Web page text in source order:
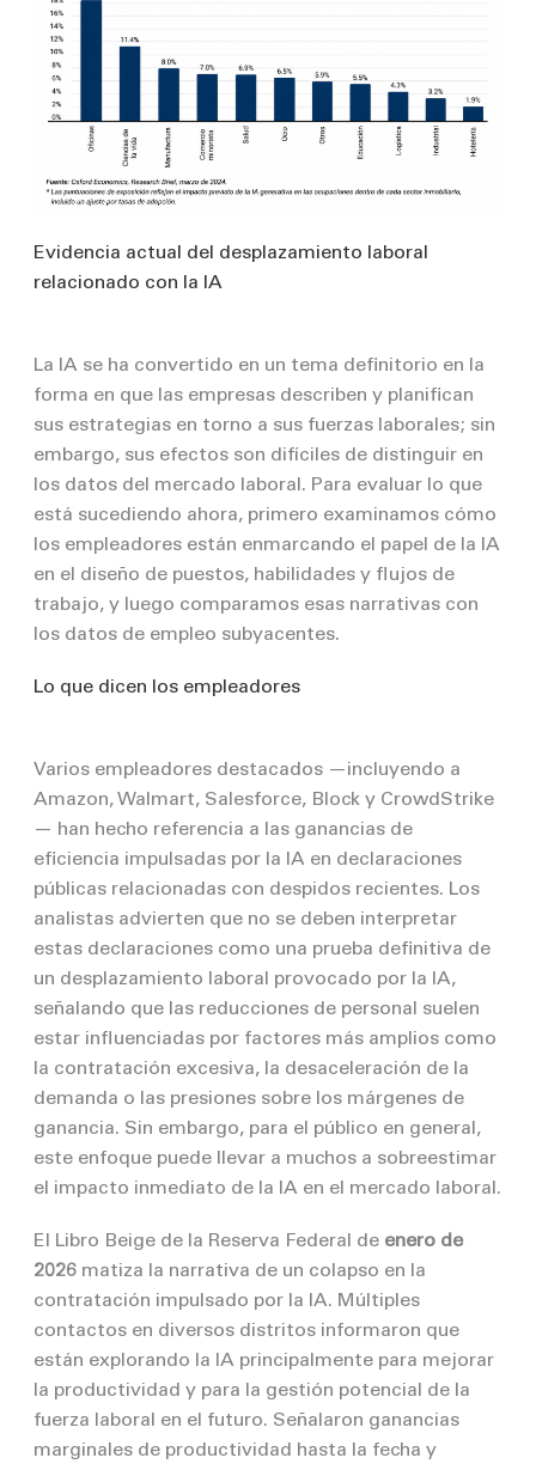
Evidencia actual del desplazamiento laboral
relacionado con la IA
La IA se ha convertido en un tema definitorio en la
forma en que las empresas describen y planifican
sus estrategias en torno a sus fuerzas laborales; sin
embargo, sus efectos son difíciles de distinguir en
los datos del mercado laboral. Para evaluar lo que
está sucediendo ahora, primero examinamos cómo
los empleadores están enmarcando el papel de la IA
en el diseño de puestos, habilidades y flujos de
trabajo, y luego comparamos esas narrativas con
los datos de empleo subyacentes.
Lo que dicen los empleadores
Varios empleadores destacados —incluyendo a
Amazon, Walmart, Salesforce, Block y CrowdStrike
— han hecho referencia a las ganancias de
eficiencia impulsadas por la IA en declaraciones
públicas relacionadas con despidos recientes. Los
analistas advierten que no se deben interpretar
estas declaraciones como una prueba definitiva de
un desplazamiento laboral provocado por la IA,
señalando que las reducciones de personal suelen
estar influenciadas por factores más amplios como
la contratación excesiva, la desaceleración de la
demanda o las presiones sobre los márgenes de
ganancia. Sin embargo, para el público en general,
este enfoque puede llevar a muchos a sobreestimar
el impacto inmediato de la IA en el mercado laboral.
El Libro Beige de la Reserva Federal de enero de
2026matiza la narrativa de un colapso en la
contratación impulsado por la IA. Múltiples
contactos en diversos distritos informaron que
están explorando la IA principalmente para mejorar
la productividad y para la gestión potencial de la
fuerza laboral en el futuro. Señalaron ganancias
marginales de productividad hasta la fecha y